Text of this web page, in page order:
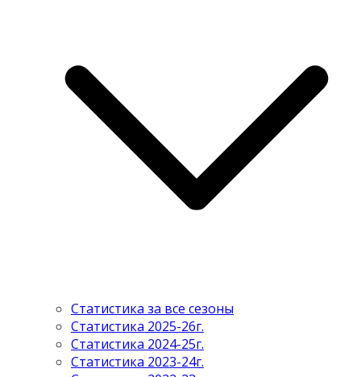
Статистика за все сезоны
Статистика 2025-26г.
Статистика 2024-25г.
Статистика 2023-24г.